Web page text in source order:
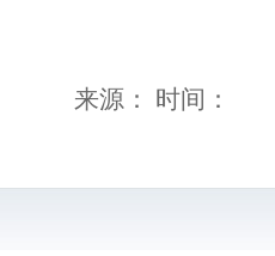
来源： 时间：